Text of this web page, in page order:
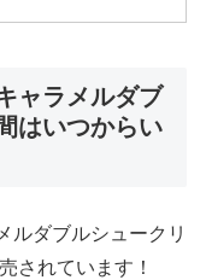
ャラメルダブ
はいつからい
ルダブルシュークリ
されています！